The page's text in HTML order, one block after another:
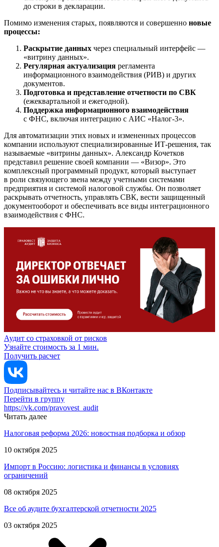
до строки в декларации.
Помимо изменения старых, появляются и совершенно новые
процессы:
Раскрытие данных через специальный интерфейс —
«витрину данных».
Регулярная актуализация регламента
информационного взаимодействия (РИВ) и других
документов.
Подготовка и представление отчетности по СВК
(ежеквартальной и ежегодной).
Поддержка информационного взаимодействия
с ФНС, включая интеграцию с АИС «Налог-3».
Для автоматизации этих новых и измененных процессов
компании используют специализированные ИТ-решения, так
называемые «витрины данных». Александр Кочетков
представил решение своей компании — «Визор». Это
комплексный программный продукт, который выступает
в роли связующего звена между учетными системами
предприятия и системой налоговой службы. Он позволяет
раскрывать отчетность, управлять СВК, вести защищенный
документооборот и обеспечивать все виды интеграционного
взаимодействия с ФНС.
Аудит со страховкой от рисков
Узнайте стоимость за 1 мин.
Получить расчет
Подписывайтесь и читайте нас в ВКонтакте
Перейти в группу
https://vk.com/pravovest_audit
Читать далее
Налоговая реформа 2026: новостная подборка и обзор
10 октября 2025
Импорт в Россию: логистика и финансы в условиях
ограничений
08 октября 2025
Все об аудите бухгалтерской отчетности 2025
03 октября 2025